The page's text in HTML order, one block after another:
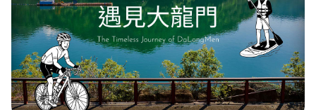
#竹圍漁港 #樂遊桃園